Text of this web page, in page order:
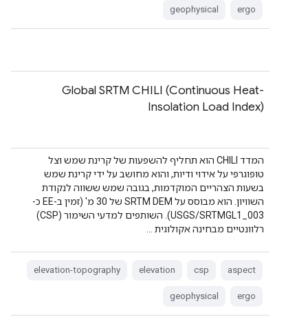
ergo
geophysical
Global SRTM CHILI (Continuous Heat-
Insolation Load Index)
המדד CHILI הוא תחליף להשפעות של קרינת שמש וצל
טופוגרפי על אידוי ודיות, והוא מחושב על ידי קרינת שמש
בשעות הצהריים המוקדמות, בגובה שמש ששווה לנקודת
השוויון. הוא מבוסס על SRTM DEM של 30 מ' (זמין ב-EE כ-
USGS/SRTMGL1_003). השותפים למדעי השימור (CSP)
רלוונטיים מבחינה אקולוגית …
aspect
csp
elevation
elevation-topography
ergo
geophysical